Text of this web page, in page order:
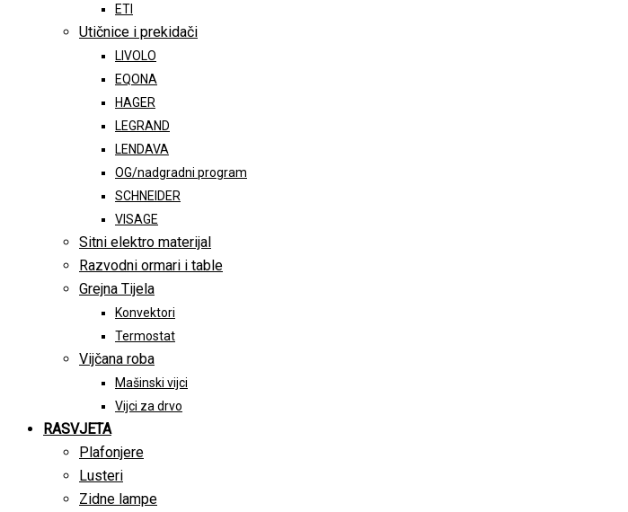
ETI
Utičnice i prekidači
LIVOLO
EQONA
HAGER
LEGRAND
LENDAVA
OG/nadgradni program
SCHNEIDER
VISAGE
Sitni elektro materijal
Razvodni ormari i table
Grejna Tijela
Konvektori
Termostat
Vijčana roba
Mašinski vijci
Vijci za drvo
RASVJETA
Plafonjere
Lusteri
Zidne lampe